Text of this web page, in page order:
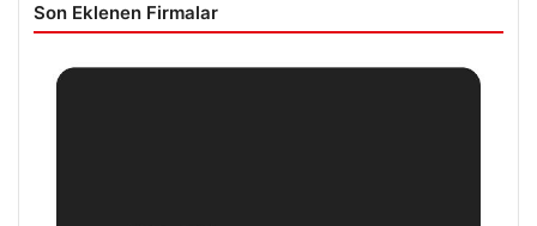
Son Eklenen Firmalar